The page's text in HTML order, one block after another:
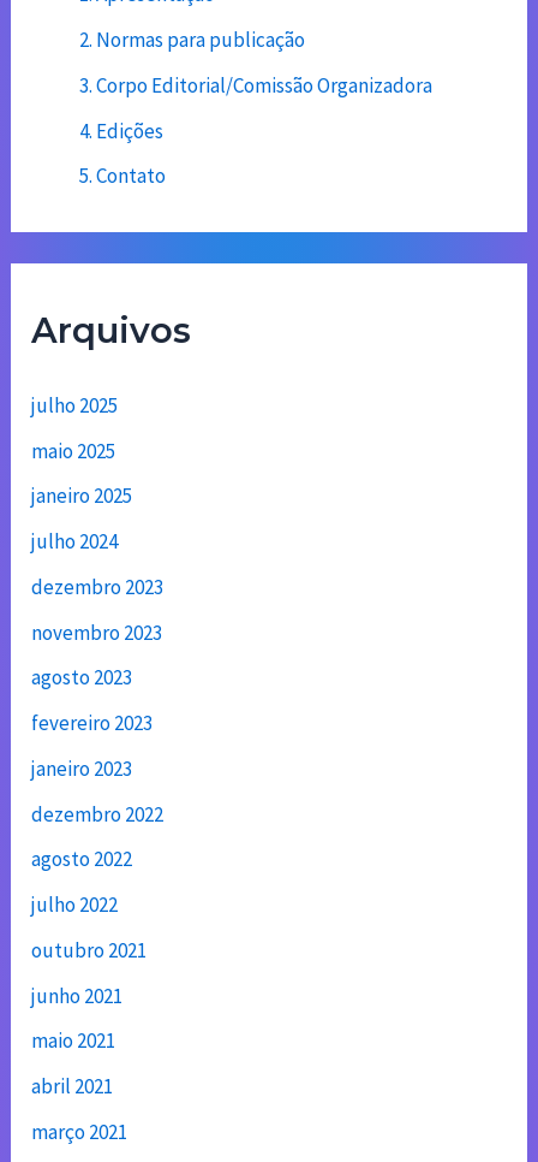
2. Normas para publicação
3. Corpo Editorial/Comissão Organizadora
4. Edições
5. Contato
Arquivos
julho 2025
maio 2025
janeiro 2025
julho 2024
dezembro 2023
novembro 2023
agosto 2023
fevereiro 2023
janeiro 2023
dezembro 2022
agosto 2022
julho 2022
outubro 2021
junho 2021
maio 2021
abril 2021
março 2021